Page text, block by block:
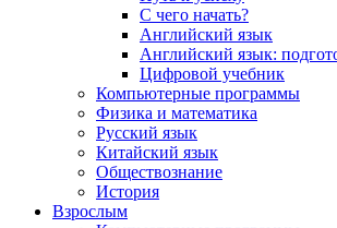
С чего начать?
Английский язык
Английский язык:
Цифровой учебник
Компьютерные программы
Физика и математика
Русский язык
Китайский язык
Обществознание
История
Взрослым